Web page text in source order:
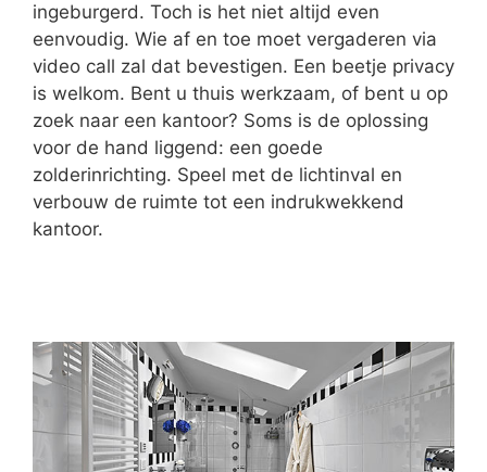
ingeburgerd. Toch is het niet altijd even
eenvoudig. Wie af en toe moet vergaderen via
video call zal dat bevestigen. Een beetje privacy
is welkom. Bent u thuis werkzaam, of bent u op
zoek naar een kantoor? Soms is de oplossing
voor de hand liggend: een goede
zolderinrichting. Speel met de lichtinval en
verbouw de ruimte tot een indrukwekkend
kantoor.